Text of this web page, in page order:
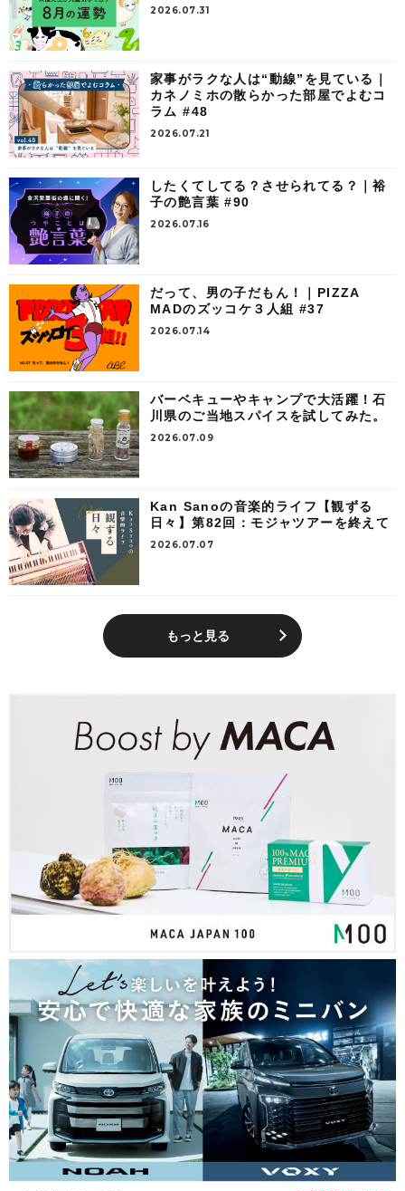
2026.07.31
家事がラクな人は“動線”を見ている｜
カネノミホの散らかった部屋でよむコ
ラム #48
2026.07.21
したくてしてる？させられてる？｜裕
子の艶言葉 #90
2026.07.16
だって、男の子だもん！｜PIZZA
MADのズッコケ３人組 #37
2026.07.14
バーベキューやキャンプで大活躍！石
川県のご当地スパイスを試してみた。
2026.07.09
Kan Sanoの音楽的ライフ【観ずる
日々】第82回：モジャツアーを終えて
2026.07.07
もっと見る